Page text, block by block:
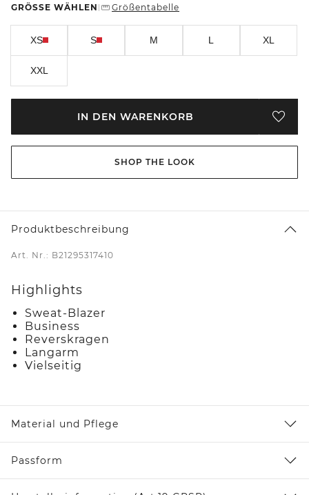
GRÖSSE WÄHLEN Größentabelle
XS S M L XL
XXL
IN DEN WARENKORB
SHOP THE LOOK
Produktbeschreibung
Art. Nr.: B21295317410
Highlights
Sweat-Blazer
Business
Reverskragen
Langarm
Vielseitig
Material und Pflege
Passform